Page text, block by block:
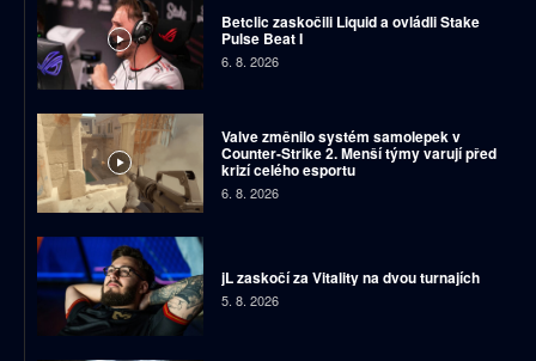
Betclic zaskočili Liquid a ovládli Stake
Pulse Beat I
6. 8. 2026
Valve změnilo systém samolepek v
Counter-Strike 2. Menší týmy varují před
krizí celého esportu
6. 8. 2026
jL zaskočí za Vitality na dvou turnajích
5. 8. 2026